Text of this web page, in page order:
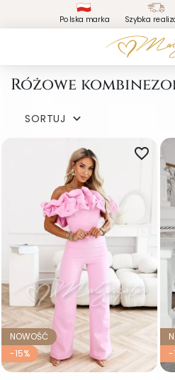
Polska marka Szybka
Różowe
SORTUJ 
NOWOŚĆ
-15%
favorite_border
-